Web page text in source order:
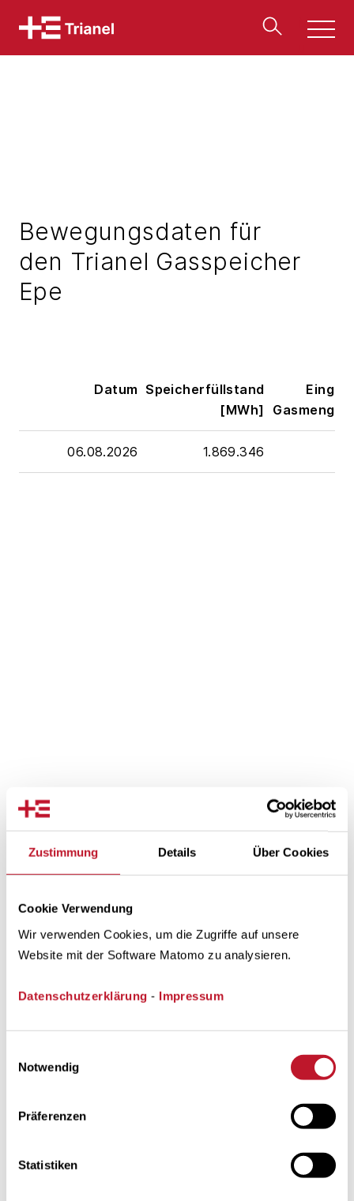
Zustimmung Details Über Cookies
Cookie Verwendung
Wir verwenden Cookies, um die Zugriffe auf unsere
Website mit der Software Matomo zu analysieren.
Datenschutzerklärung - Impressum
Notwendig
Präferenzen
Statistiken
Men
Bewegungsdaten für
den Trianel Gasspeicher
Epe
Datum Speicherfüllstand
[MWh]
Gasmenge
06.08.2026 1.869.346
Bewegungsdaten für den
laufenden Monat
Datum
Speicherfüllstand
[MWh] Gasmenge
31.07.2026 1.833.346
04.08.2026